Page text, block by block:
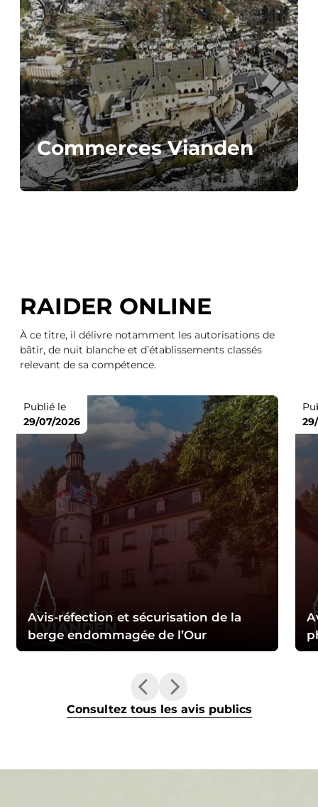
Commerces Vianden
RAIDER ONLINE
À ce titre, il délivre notamment les autorisations de
bâtir, de nuit blanche et d’établissements classés
relevant de sa compétence.
Publié le
29/07/2026
Avis-réfection et sécurisation de la
berge endommagée de l’Our
Consultez tous les avis publics